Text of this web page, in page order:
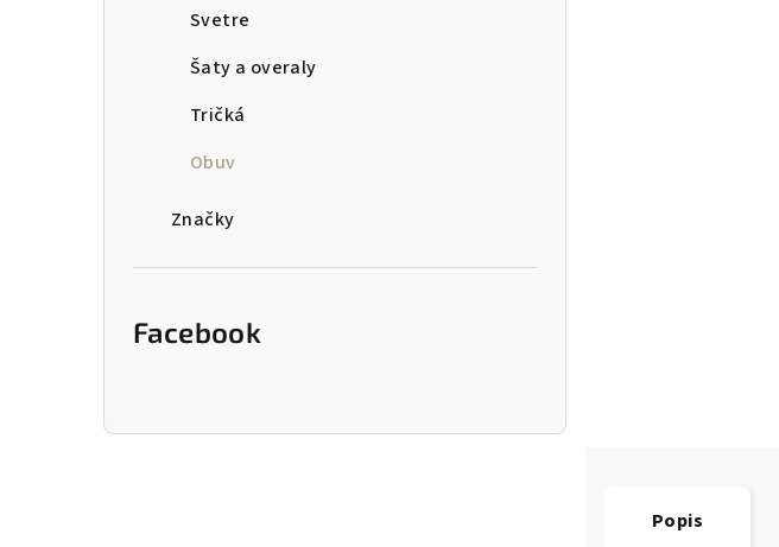
Svetre
Šaty a overaly
Tričká
Obuv
Značky
Facebook
Popis